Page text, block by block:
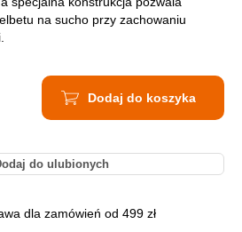
na sucho przy zachowaniu
Dodaj do koszyka
do ulubionych
dla zamówień od 499 zł